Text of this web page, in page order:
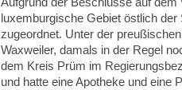
luxemburgische Gebiet östlich
zugeordnet. Unter der
Waxweiler, damals in der Regel
dem Kreis Prüm im
und hatte eine Apotheke und eine